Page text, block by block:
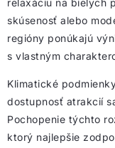
relaxáciu na bielych
skúsenosť alebo
regióny ponúkajú
s vlastným
Klimatické
dostupnosť atrakcií
Pochopenie týchto
ktorý najlepšie